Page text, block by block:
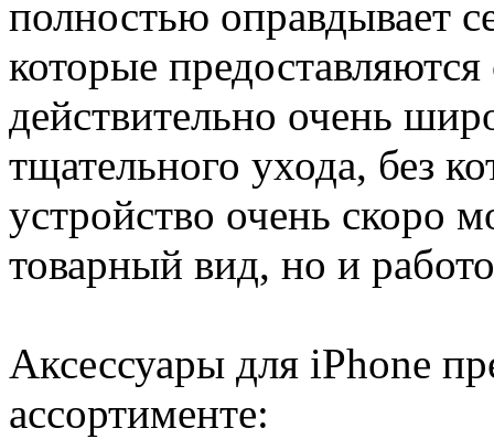
полностью оправдывает
которые
действительно очень
тщательного ухода, без
устройство очень скоро
товарный вид, но и
Аксессуары для iPhone
ассортименте: